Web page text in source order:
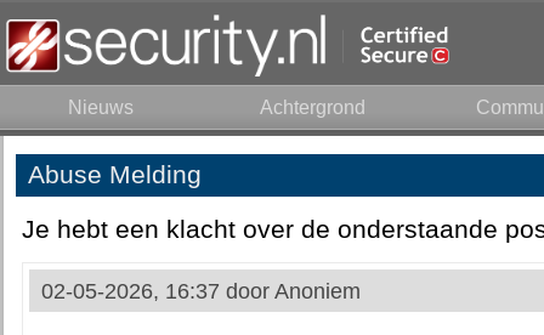
Nieuws Achtergrond
Abuse Melding
Je hebt een klacht over de onderstaande
02-05-2026, 16:37 door Anoniem